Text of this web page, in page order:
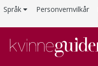
Språk Personvernvilkår